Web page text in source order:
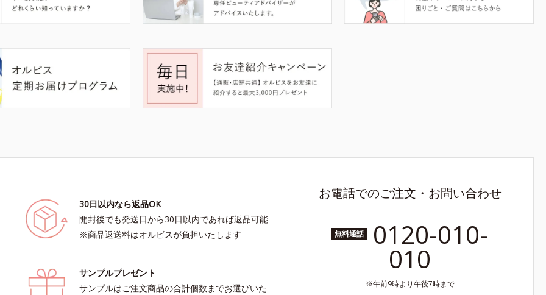
30日以内なら返品OK
開封後でも発送日から30日以内であれば返品可能
※商品返送料はオルビスが負担いたします
サンプルプレゼント
サンプルはご注文商品の合計個数までお選びいた
お電話でのご注文・お問い合わせ
無料通話 0120-010-
010
午前9時より午後7時まで